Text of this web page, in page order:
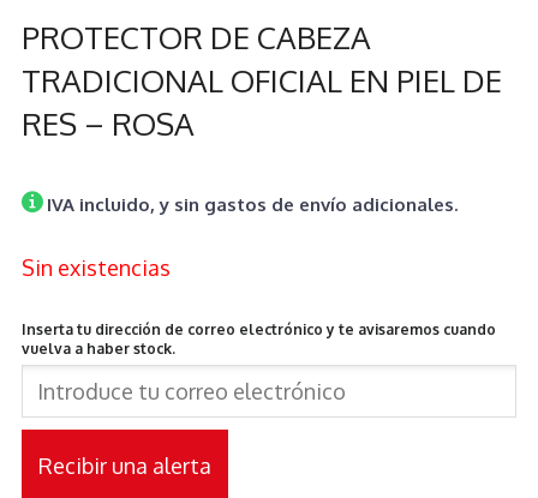
PROTECTOR DE CABEZA
TRADICIONAL OFICIAL EN PIEL DE
RES – ROSA
IVA incluido, y sin gastos de envío adicionales.
Sin existencias
Inserta tu dirección de correo electrónico y te avisaremos cuando
vuelva a haber stock.
Recibir una alerta